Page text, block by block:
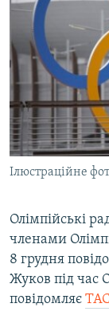
ВСЕ ЗА ДЕНЬ
СПЕЦПРОЕКТИ
ДЕПОРТАЦІЯ
ВІДЕОУРОКИ
СВІДЧЕННЯ
УКРАЇНСЬКА
ІНФОГРАФІКА
ЯК ОБІЙТИ
Русский
Qırımtatar
ДОЛУЧАЙСЯ!
Усі сайти
Ілюстраційне
Олімпійські
членами
8 грудня
Жуков під час
повідомляє